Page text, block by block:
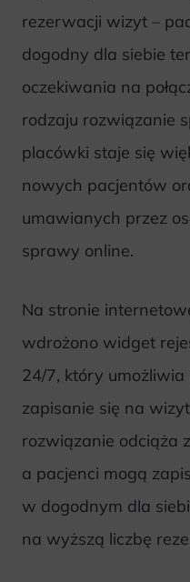
rezerwacji wizyt –
dogodny dla siebie
oczekiwania na
rodzaju rozwiązanie
placówki staje się
nowych pacjentów
umawianych przez
sprawy online.
Na stronie
wdrożono widget
24/7, który
zapisanie się na
rozwiązanie odciąża
a pacjenci mogą
w dogodnym dla
na wyższą liczbę